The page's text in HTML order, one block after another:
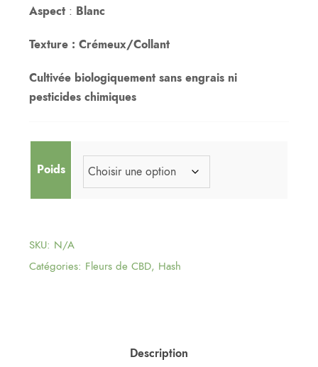
Aspect : Blanc
Texture : Crémeux/Collant
Cultivée biologiquement sans engrais ni
pesticides chimiques
Poids
SKU: N/A
Catégories: Fleurs de CBD, Hash
Description